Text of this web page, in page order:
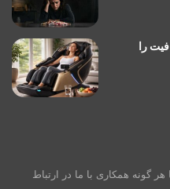
را
گونه همکاری با ما در ارتباط